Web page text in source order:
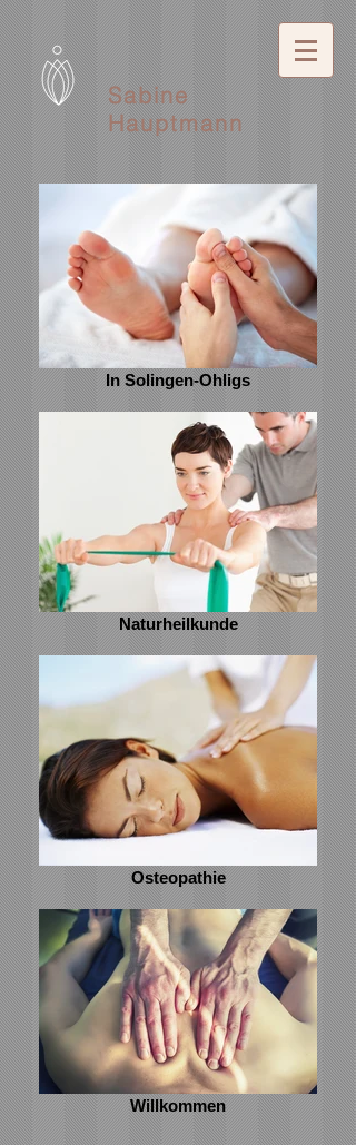
Sabine
Hauptmann
In Solingen-Ohligs
Naturheilkunde
Osteopathie
Willkommen